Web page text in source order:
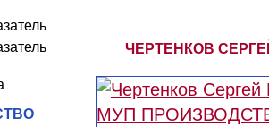
ЧЕРТЕНКОВ